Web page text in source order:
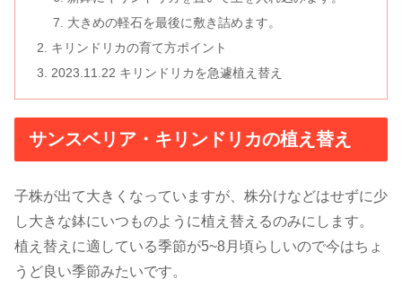
大きめの軽石を最後に敷き詰めます。
キリンドリカの育て方ポイント
2023.11.22 キリンドリカを急遽植え替え
サンスベリア・キリンドリカの植え替え
子株が出て大きくなっていますが、株分けなどはせずに少
し大きな鉢にいつものように植え替えるのみにします。
植え替えに適している季節が5~8月頃らしいので今はちょ
うど良い季節みたいです。